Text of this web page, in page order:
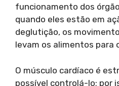
funcionamento dos
quando eles estão em
deglutição, os
levam os alimentos para
O músculo cardíaco é
possível controlá-lo; por